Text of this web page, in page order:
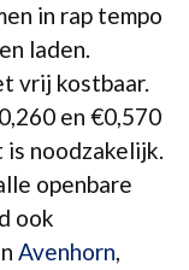
in rap tempo
laden.
vrij kostbaar.
en €0,570
is noodzakelijk.
openbare
ook
Avenhorn,